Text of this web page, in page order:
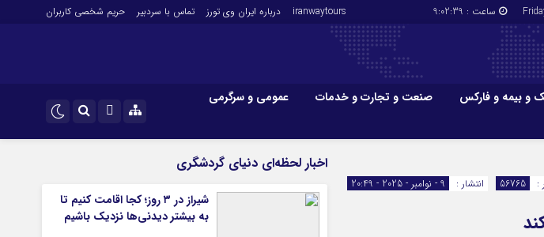
ساعت : 9:02:39
iranwaytours درباره ایران وی تورز تماس با سردبیر حریم شخصی کاربران
و بیمه و فارکس صنعت و تجارت و خدمات
عمومی و سرگرمی
اینستاگرام
میراث فرهنگی
بانک و بیمه و فارکس
ارزدیجیتال
صنعت و تجارت و خدمات
اقتصاد گردشگری
خودرو
انتشار :
9 - نوامبر - 2025 - 20:49 :
56765
اخبار لحظه‌ای دنیای گردشگری
شیراز در ۳ روز؛ کجا اقامت کنیم تا
به بیشتر دیدنی‌ها نزدیک باشیم